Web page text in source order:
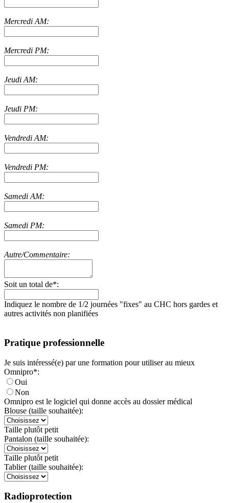
Mercredi AM:
Mercredi PM:
Jeudi AM:
Jeudi PM:
Vendredi AM:
Vendredi PM:
Samedi AM:
Samedi PM:
Autre/Commentaire:
Soit un total de*:
Indiquez le nombre de 1/2 journées "fixes" au CHC hors gardes et
autres activités non planifiées
Pratique professionnelle
Je suis intéressé(e) par une formation pour utiliser au mieux
Omnipro*:
Oui
Non
Omnipro est le logiciel qui donne accès au dossier médical
Blouse (taille souhaitée):
Taille plutôt petit
Pantalon (taille souhaitée):
Taille plutôt petit
Tablier (taille souhaitée):
Radioprotection